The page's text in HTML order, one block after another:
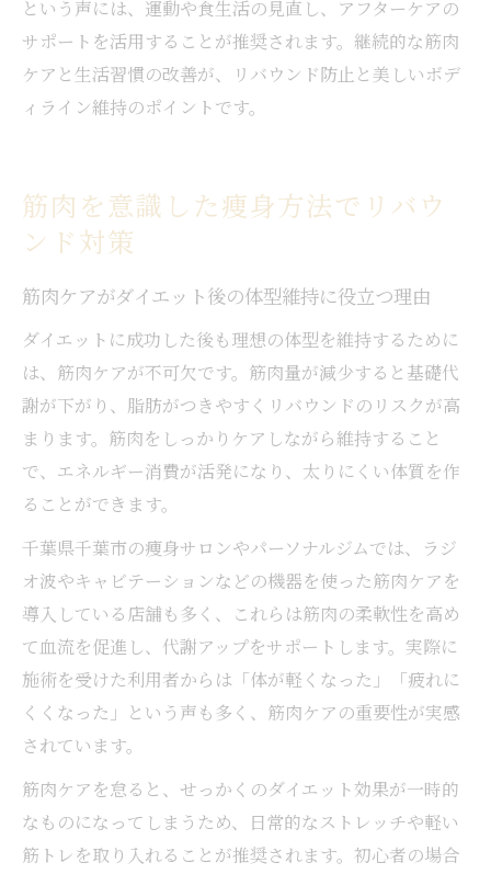
という声には、運動や食生活の見直し、アフターケアの
サポートを活用することが推奨されます。継続的な筋肉
ケアと生活習慣の改善が、リバウンド防止と美しいボデ
ィライン維持のポイントです。
筋肉を意識した痩身方法でリバウ
ンド対策
筋肉ケアがダイエット後の体型維持に役立つ理由
ダイエットに成功した後も理想の体型を維持するために
は、筋肉ケアが不可欠です。筋肉量が減少すると基礎代
謝が下がり、脂肪がつきやすくリバウンドのリスクが高
まります。筋肉をしっかりケアしながら維持すること
で、エネルギー消費が活発になり、太りにくい体質を作
ることができます。
千葉県千葉市の痩身サロンやパーソナルジムでは、ラジ
オ波やキャビテーションなどの機器を使った筋肉ケアを
導入している店舗も多く、これらは筋肉の柔軟性を高め
て血流を促進し、代謝アップをサポートします。実際に
施術を受けた利用者からは「体が軽くなった」「疲れに
くくなった」という声も多く、筋肉ケアの重要性が実感
されています。
筋肉ケアを怠ると、せっかくのダイエット効果が一時的
なものになってしまうため、日常的なストレッチや軽い
筋トレを取り入れることが推奨されます。初心者の場合